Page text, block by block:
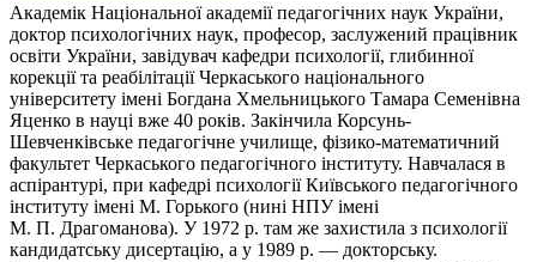
Академік Національної академії педагогічних наук України,
доктор психологічних наук, професор, заслужений працівник
освіти України, завідувач кафедри психології, глибинної
корекції та реабілітації Черкаського національного
університету імені Богдана Хмельницького Тамара Семенівна
Яценко в науці вже 40 років. Закінчила Корсунь-
Шевченківське педагогічне училище, фізико-математичний
факультет Черкаського педагогічного інституту. Навчалася в
аспірантурі, при кафедрі психології Київського педагогічного
інституту імені М. Горького (нині НПУ імені
М. П. Драгоманова). У 1972 р. там же захистила з психології
кандидатську дисертацію, а у 1989 р. — докторську.